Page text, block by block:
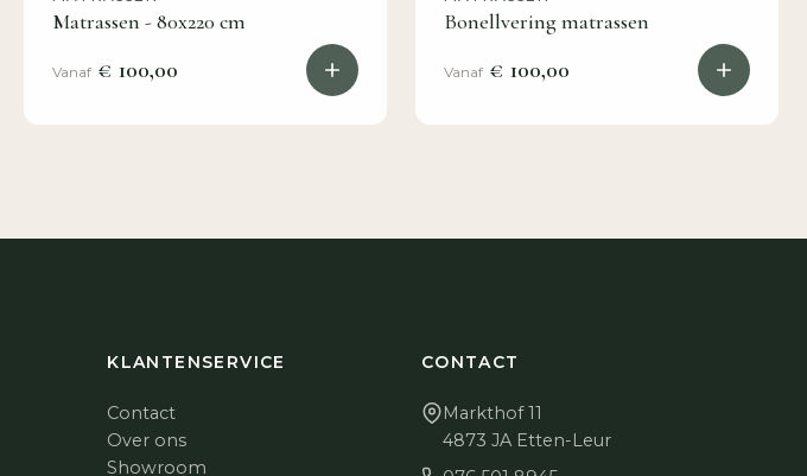
Matrassen - 80x220 cm
Vanaf € 100,00
Bonellvering matrassen
Vanaf € 100,00
KLANTENSERVICE
Contact
Over ons
Showroom
CONTACT
Markthof 11
4873 JA Etten-Leur